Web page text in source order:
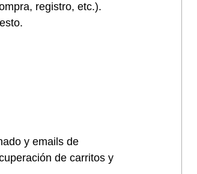
registro, etc.).
y emails de
de carritos y